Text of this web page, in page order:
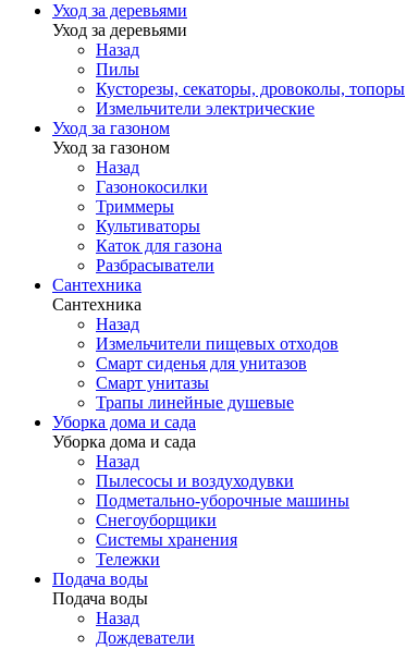
Уход за деревьями
Уход за деревьями
Назад
Пилы
Кусторезы, секаторы, дровоколы, топоры
Измельчители электрические
Уход за газоном
Уход за газоном
Назад
Газонокосилки
Триммеры
Культиваторы
Каток для газона
Разбрасыватели
Сантехника
Сантехника
Назад
Измельчители пищевых отходов
Смарт сиденья для унитазов
Смарт унитазы
Трапы линейные душевые
Уборка дома и сада
Уборка дома и сада
Назад
Пылесосы и воздуходувки
Подметально-уборочные машины
Снегоуборщики
Системы хранения
Тележки
Подача воды
Подача воды
Назад
Дождеватели